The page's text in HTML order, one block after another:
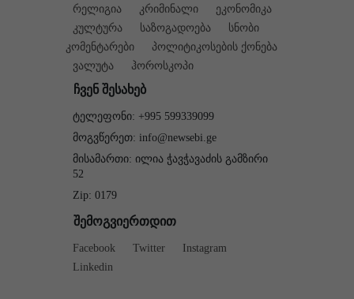
რელიგია
კრიმინალი
ეკონომიკა
კულტურა
საზოგადოება
სნობი
კომენტარები
პოლიტიკოსების ქონება
ვალუტა
ჰოროსკოპი
ჩვენ შესახებ
ტელეფონი: +995 599339099
მოგვწერეთ: info@newsebi.ge
მისამართი: ილია ჭავჭავაძის გამზირი
52
Zip: 0179
შემოგვიერთდით
Facebook Twitter
Instagram
Linkedin